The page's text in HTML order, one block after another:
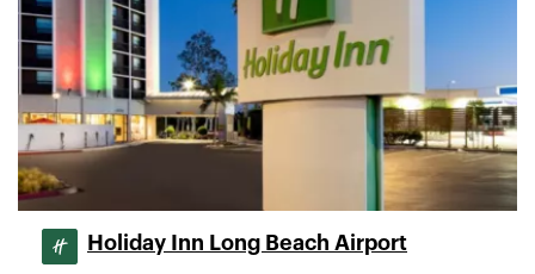
Holiday Inn Long Beach Airport